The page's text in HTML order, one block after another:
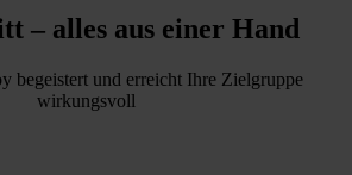
– alles aus einer Hand
begeistert und erreicht Ihre Zielgruppe
wirkungsvoll